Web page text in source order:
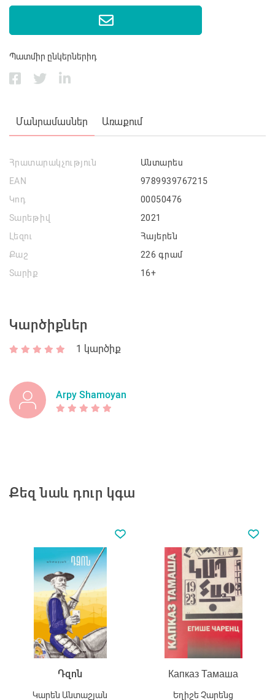
Պատմիր ընկերներիդ
Մանրամասներ Առաքում
Հրատարակչություն
Անտարես
EAN
9789939767215
Կոդ
00050476
Տարեթիվ
2021
Լեզու
Հայերեն
Քաշ
226 գրամ
Տարիք
16+
Կարծիքներ
1 կարծիք
Arpy Shamoyan
Քեզ նաև դուր կգա
Դզոն
Կարեն Անտաշյան
Капказ Тамаша
Եղիշե Չարենց